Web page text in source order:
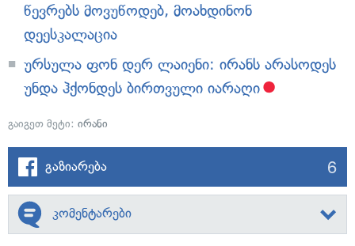
წევრებს მოვუწოდებ, მოახდინონ
დეესკალაცია
ურსულა ფონ დერ ლაიენი: ირანს არასოდეს
უნდა ჰქონდეს ბირთვული იარაღი
გაიგეთ მეტი: ირანი
გაზიარება 6
კომენტარები